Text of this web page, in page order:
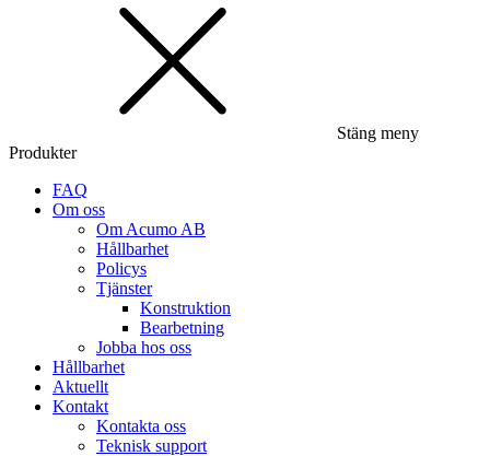
Stäng meny
Produkter
FAQ
Om oss
Om Acumo AB
Hållbarhet
Policys
Tjänster
Konstruktion
Bearbetning
Jobba hos oss
Hållbarhet
Aktuellt
Kontakt
Kontakta oss
Teknisk support